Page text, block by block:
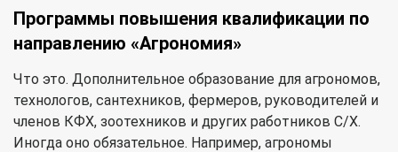
Программы повышения квалификации по
направлению «Агрономия»
Что это. Дополнительное образование для агрономов,
технологов, сантехников, фермеров, руководителей и
членов КФХ, зоотехников и других работников С/Х.
Иногда оно обязательное. Например, агрономы